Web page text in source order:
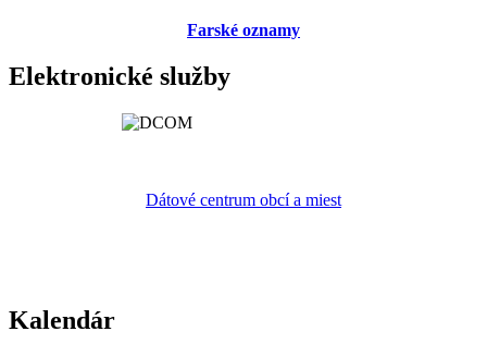
Farské oznamy
Elektronické služby
Dátové centrum obcí a miest
Kalendár